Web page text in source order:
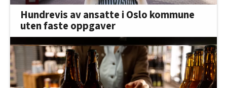
Hundrevis av ansatte i Oslo kommune
uten faste oppgaver